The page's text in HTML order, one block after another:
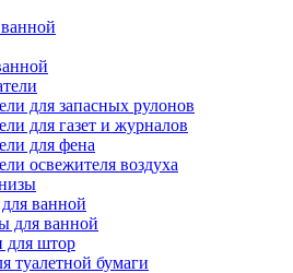
для запасных рулонов
для газет и журналов
для фена
освежителя воздуха
ванной
для ванной
для штор
туалетной бумаги